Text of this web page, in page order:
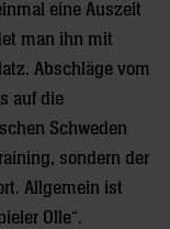
eine Auszeit
man ihn mit
Abschläge vom
auf die
Schweden
sondern der
Allgemein ist
Olle“.